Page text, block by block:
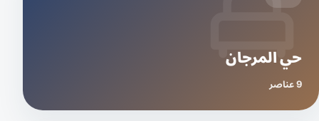
حي المرجان
9 عناصر